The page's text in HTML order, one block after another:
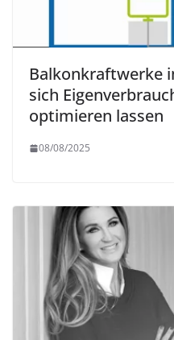
Balkonkraftwerke
sich
optimieren lassen
08/08/2025